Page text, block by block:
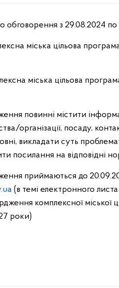
обговорення з 29.08.2024 по
міська цільова
міська цільова
повинні містити
організації, посаду,
викладати суть
посилання на відповідні
приймаються до
(в темі електронного
комплексної міської
роки)